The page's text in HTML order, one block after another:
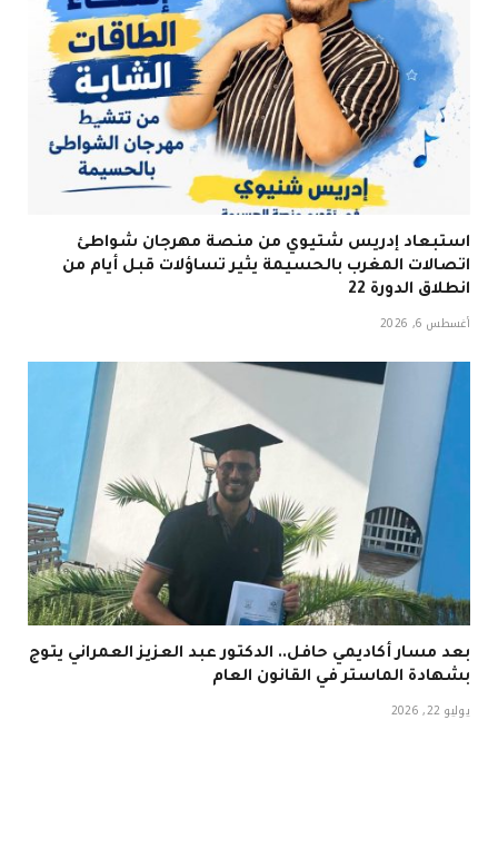
استبعاد إدريس شتيوي من منصة مهرجان شواطئ
اتصالات المغرب بالحسيمة يثير تساؤلات قبل أيام من
انطلاق الدورة 22
أغسطس 6, 2026
بعد مسار أكاديمي حافل.. الدكتور عبد العزيز العمراني يتوج
بشهادة الماستر في القانون العام
يوليو 22, 2026